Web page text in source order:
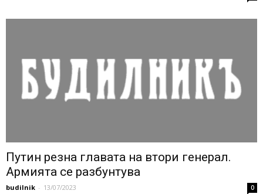
Путин резна главата на втори генерал.
Армията се разбунтува
budilnik - 13/07/2023 0